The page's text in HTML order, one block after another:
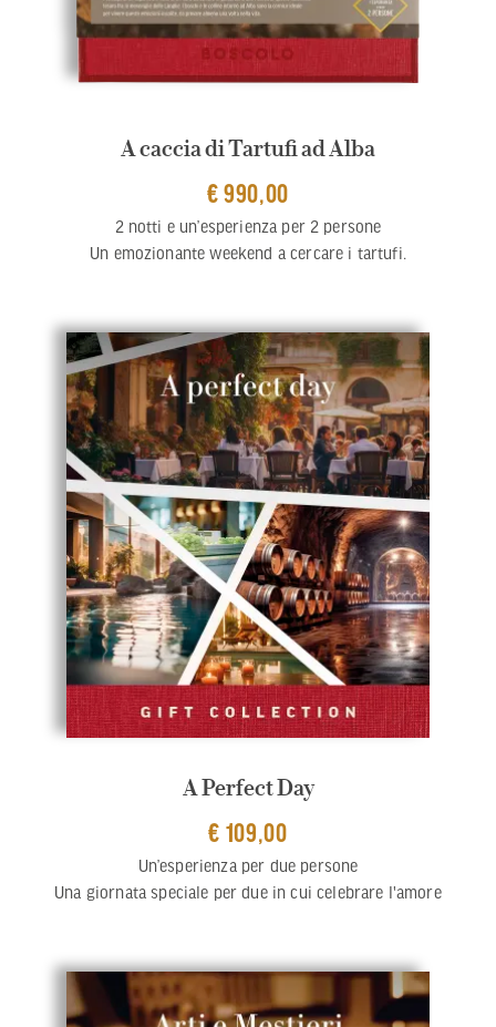
A caccia di Tartufi ad Alba
€ 990,00
2 notti e un’esperienza per 2 persone
Un emozionante weekend a cercare i tartufi.
A Perfect Day
€ 109,00
Un’esperienza per due persone
Una giornata speciale per due in cui celebrare l'amore